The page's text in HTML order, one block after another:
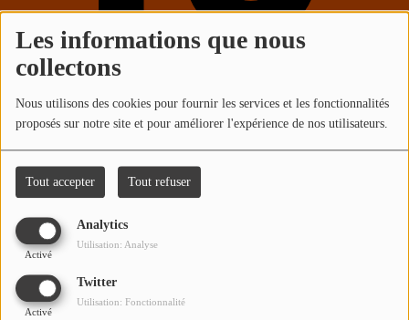
Les informations que nous
collectons
Nous utilisons des cookies pour fournir les services et les fonctionnalités
proposés sur notre site et pour améliorer l'expérience de nos utilisateurs.
Tout accepter Tout refuser
Analytics
Activé
Utilisation: Analyse
Twitter
Activé
Utilisation: Fonctionnalité
RADIO REVERS
LE REGARD DU NORD
Oups, vous avez
rencontré une
Il semble que la page que vous recherchez n’existe